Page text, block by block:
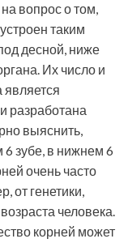
вопрос о том,
таким
десной, ниже
Их число и
является
разработана
выяснить,
6 зубе, в нижнем 6
очень часто
от генетики,
человека.
корней может